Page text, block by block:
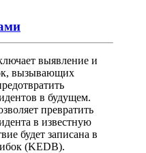
выявление и
вызывающих
в будущем.
превратить
в известную
будет записана в
(KEDB).